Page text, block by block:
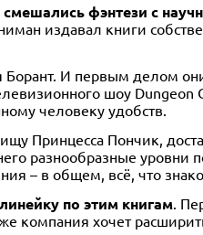
фэнтези с
издавал книги
И первым делом
шоу
человеку удобств.
Принцесса Пончик,
разнообразные уровни
– в общем, всё, что
по этим книгам .
компания хочет